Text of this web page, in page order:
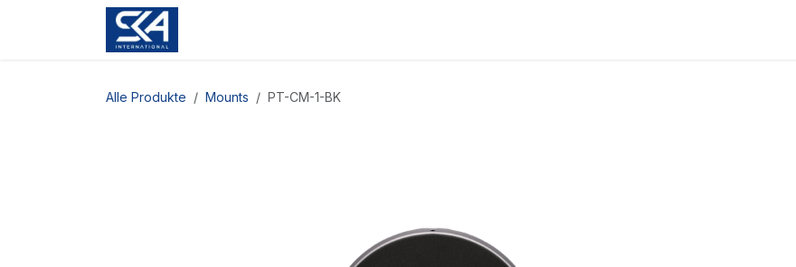
Zum Inhalt springen
Alle Produkte Mounts PT-CM-1-BK